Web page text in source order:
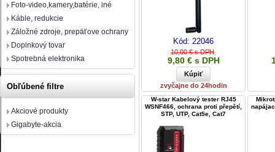
Foto-video,kamery,batérie, iné
Káble, redukcie
Záložné zdroje, prepäťove ochrany
Doplnkový tovar
Spotrebná elektronika
Obľúbené filtre
Akciové produkty
Gigabyte-akcia
Kód: 22046
10,00 € s DPH
9,80 € s DPH
zvyčajne do 24hodin
W-star Kabelový tester RJ45
WSNF466, ochrana proti přepětí,
STP, UTP, Cat5e, Cat7